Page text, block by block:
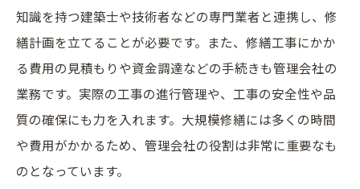
知識を持つ建築士や技術者などの専門業者と連携し、修
繕計画を立てることが必要です。また、修繕工事にかか
る費用の見積もりや資金調達などの手続きも管理会社の
業務です。実際の工事の進行管理や、工事の安全性や品
質の確保にも力を入れます。大規模修繕には多くの時間
や費用がかかるため、管理会社の役割は非常に重要なも
のとなっています。